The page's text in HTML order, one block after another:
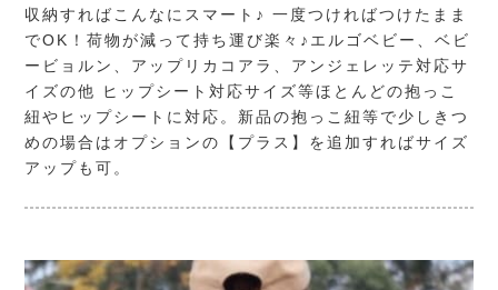
収納すればこんなにスマート♪ 一度つければつけたまま
でOK！荷物が減って持ち運び楽々♪エルゴベビー、ベビ
ービョルン、アップリカコアラ、アンジェレッテ対応サ
イズの他 ヒップシート対応サイズ等ほとんどの抱っこ
紐やヒップシートに対応。新品の抱っこ紐等で少しきつ
めの場合はオプションの【プラス】を追加すればサイズ
アップも可。